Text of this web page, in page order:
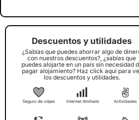
Descuentos y utilidades
¿Sabías que puedes ahorrar algo de
con nuestros descuentos?, ¿sabías que
puedes alojarte en un país sin necesidad
pagar alojamiento? Haz click aquí para
los descuentos y utilidades.